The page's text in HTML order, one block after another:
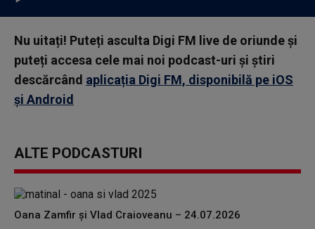
Nu uitați! Puteți asculta Digi FM live de oriunde și
puteți accesa cele mai noi podcast-uri și știri
descărcând aplicația Digi FM, disponibilă pe iOS
și Android
ALTE PODCASTURI
Oana Zamfir și Vlad Craioveanu – 24.07.2026